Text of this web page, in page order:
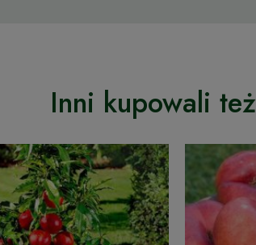
Inni kupowali też